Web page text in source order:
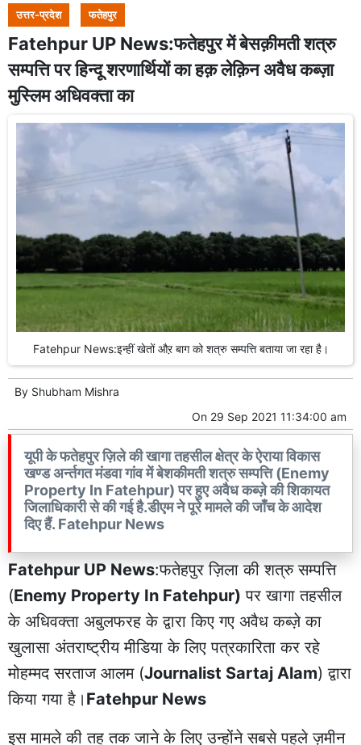
उत्तर-प्रदेश फतेहपुर
Fatehpur UP News:फतेहपुर में बेसक़ीमती शत्रु
सम्पत्ति पर हिन्दू शरणार्थियों का हक़ लेक़िन अवैध कब्ज़ा
मुस्लिम अधिवक्ता का
Fatehpur News:इन्हीं खेतों औऱ बाग को शत्रु सम्पत्ति बताया जा रहा है।
By Shubham Mishra
On 29 Sep 2021 11:34:00 am
यूपी के फतेहपुर ज़िले की खागा तहसील क्षेत्र के ऐराया विकास
खण्ड अर्न्तगत मंडवा गांव में बेशकीमती शत्रु सम्पत्ति (Enemy
Property In Fatehpur) पर हुए अवैध कब्ज़े की शिकायत
जिलाधिकारी से की गई है.डीएम ने पूरे मामले की जाँच के आदेश
दिए हैं. Fatehpur News
Fatehpur UP News:फतेहपुर ज़िला की शत्रु सम्पत्ति
(Enemy Property In Fatehpur) पर खागा तहसील
के अधिवक्ता अबुलफरह के द्वारा किए गए अवैध कब्ज़े का
खुलासा अंतराष्ट्रीय मीडिया के लिए पत्रकारिता कर रहे
मोहम्मद सरताज आलम (Journalist Sartaj Alam) द्वारा
किया गया है। Fatehpur News
इस मामले की तह तक जाने के लिए उन्होंने सबसे पहले ज़मीन